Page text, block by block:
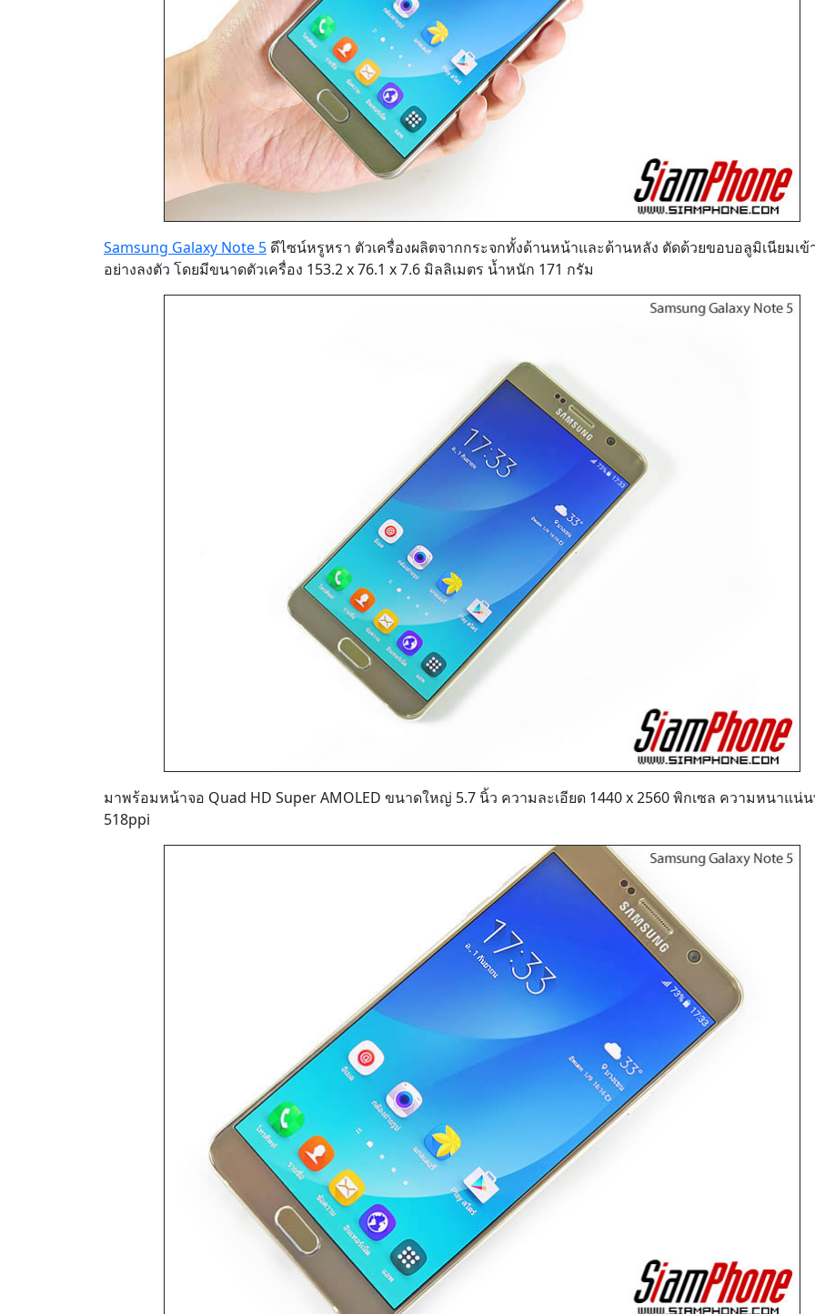
Samsung Galaxy Note 5 ดีไซน์หรูหรา ตัวเครื่องผลิตจากกระจกทั้งด้านหน้าและด้านหลัง ตัดด้วยขอบอลูมิเนียมเข้
อย่างลงตัว โดยมีขนาดตัวเครื่อง 153.2 x 76.1 x 7.6 มิลลิเมตร น้ำหนัก 171 กรัม
มาพร้อมหน้าจอ Quad HD Super AMOLED ขนาดใหญ่ 5.7 นิ้ว ความละเอียด 1440 x 2560 พิกเซล ความหนาแน่
518ppi